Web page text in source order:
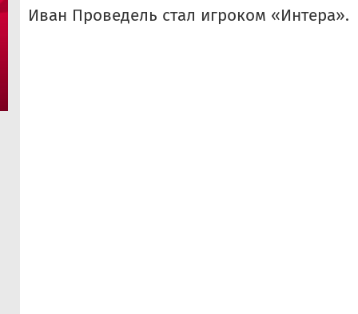
Иван Проведель стал игроком «Интера».